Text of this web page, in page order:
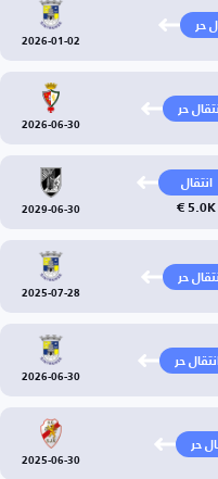
حر
2026-01-02
انتقال حر
2026-06-30
انتقال
5.0K €
2029-06-30
انتقال حر
2025-07-28
انتقال حر
2026-06-30
حر
2025-06-30